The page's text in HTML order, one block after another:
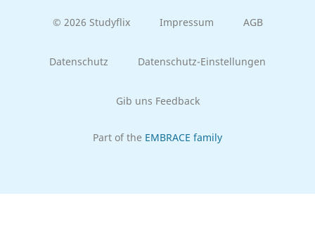
© 2026 Studyflix Impressum AGB
Datenschutz Datenschutz-Einstellungen
Gib uns Feedback
Part of the EMBRACE family